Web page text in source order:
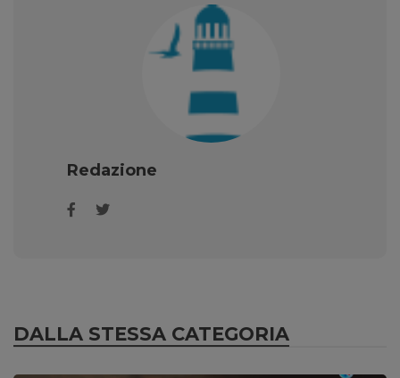
Redazione
DALLA STESSA CATEGORIA